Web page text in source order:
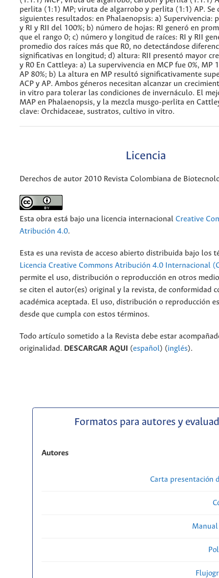
perlita (1:1) MP; viruta de algarrobo y perlita (1:1) AP. Se
siguientes resultados: en Phalaenopsis: a) Supervivencia:
y RI y RII del 100%; b) número de hojas: RI generó en
que el rango 0; c) número y longitud de raíces: RI y RII
promedio dos raíces más que R0, no detectándose
significativas en longitud; d) altura: RII presentó mayor
y R0 En Cattleya: a) La supervivencia en MCP fue 0%, MP
AP 80%; b) La altura en MP resultó significativamente
ACP y AP. Ambos géneros necesitan alcanzar un
in vitro para tolerar las condiciones de invernáculo. El
MAP en Phalaenopsis, y la mezcla musgo-perlita en
clave: Orchidaceae, sustratos, cultivo in vitro.
Licencia
Derechos de autor 2010 Revista Colombiana de
Esta obra está bajo una licencia internacional Creative
Atribución 4.0.
Esta es una revista de acceso abierto distribuida bajo los
Licencia Creative Commons Atribución 4.0 Internacional
permite el uso, distribución o reproducción en otros
se citen el autor(es) original y la revista, de conformidad
académica aceptada. El uso, distribución o reproducción
desde que cumpla con estos términos.
Todo artículo sometido a la Revista debe estar
originalidad. DESCARGAR AQUI (español) (inglés).
Formatos para autores y
Autores
Carta presentación